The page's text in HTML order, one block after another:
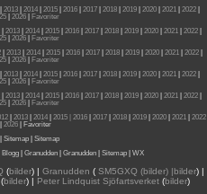
2013 2014 2015 2016 2017 2018 2019 2020 2021 2022
| 2026|
Favoriter
| 2013| 2014| 2015| 2016| 2017| 2018| 2019| 2020| 2021| 2022|
| 2026|
Favoriter
| 2013| 2014| 2015| 2016| 2017| 2018| 2019| 2020| 2021| 2022|
| 2026|
Favoriter
2013| 2014| 2015| 2016| 2017| 2018| 2019| 2020| 2021| 2022|
| 2026|
Favoriter
2013 2014 2015 2016 2017 2018 2019 2020 2021 2022
| 2026|
Favoriter
| 2013| 2014| 2015 | 2016| 2017| 2018| 2019| 2020| 2021| 2022
2026|
Favoriter
Sitemap
Sitemap
Blogg| Granudden| Granudden| Sitemap| WX
(bilder) | Granudden (SM5GXQ (bilder) |bilder) |
(bilder) | Peter Lindquist Sjöfartsverket (bilder)